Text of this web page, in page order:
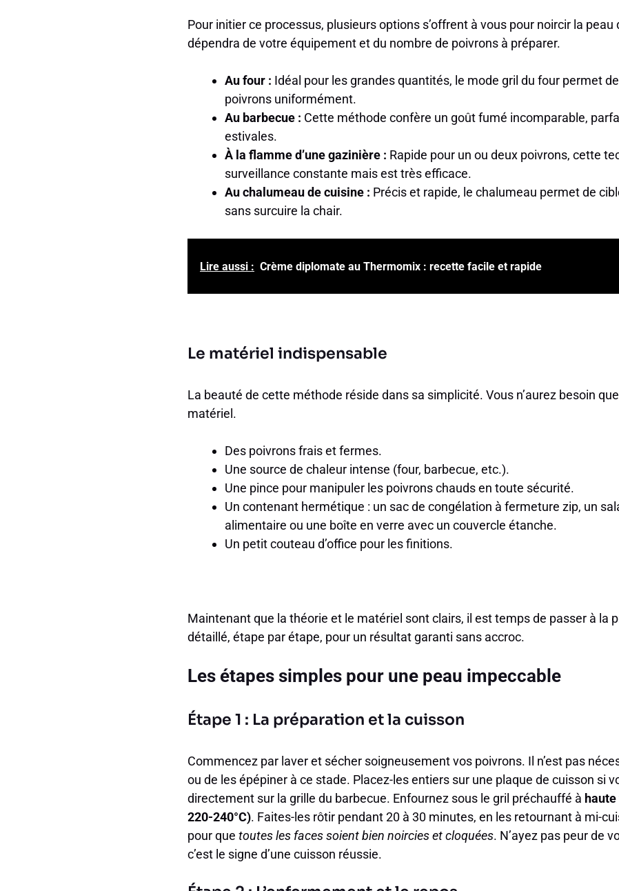
Pour initier ce processus, plusieurs options s’offrent à vous pour noircir la peau
dépendra de votre équipement et du nombre de poivrons à préparer.
Au four : Idéal pour les grandes quantités, le mode gril du four permet
poivrons uniformément.
Au barbecue : Cette méthode confère un goût fumé incomparable,
estivales.
À la flamme d’une gazinière : Rapide pour un ou deux poivrons, cette
surveillance constante mais est très efficace.
Au chalumeau de cuisine : Précis et rapide, le chalumeau permet de
sans surcuire la chair.
Lire aussi : Crème diplomate au Thermomix : recette facile et rapide
Le matériel indispensable
La beauté de cette méthode réside dans sa simplicité. Vous n’aurez besoin
matériel.
Des poivrons frais et fermes.
Une source de chaleur intense (four, barbecue, etc.).
Une pince pour manipuler les poivrons chauds en toute sécurité.
Un contenant hermétique : un sac de congélation à fermeture zip, un
alimentaire ou une boîte en verre avec un couvercle étanche.
Un petit couteau d’office pour les finitions.
Maintenant que la théorie et le matériel sont clairs, il est temps de passer à la
détaillé, étape par étape, pour un résultat garanti sans accroc.
Les étapes simples pour une peau impeccable
Étape 1 : La préparation et la cuisson
Commencez par laver et sécher soigneusement vos poivrons. Il n’est pas
ou de les épépiner à ce stade. Placez-les entiers sur une plaque de cuisson si
directement sur la grille du barbecue. Enfournez sous le gril préchauffé à
220-240°C). Faites-les rôtir pendant 20 à 30 minutes, en les retournant à mi-
pour que toutes les faces soient bien noircies et cloquées. N’ayez pas peur de
c’est le signe d’une cuisson réussie.